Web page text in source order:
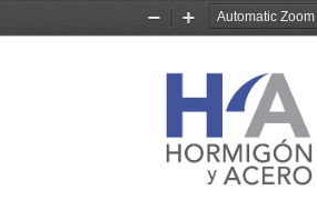
Zoom
Zoom